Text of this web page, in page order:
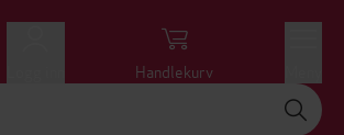
Handlekurv